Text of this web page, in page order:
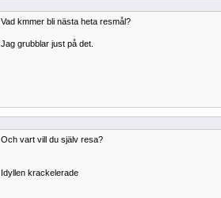
Vad kmmer bli nästa heta resmål?
Jag grubblar just på det.
Och vart vill du själv resa?
Idyllen krackelerade